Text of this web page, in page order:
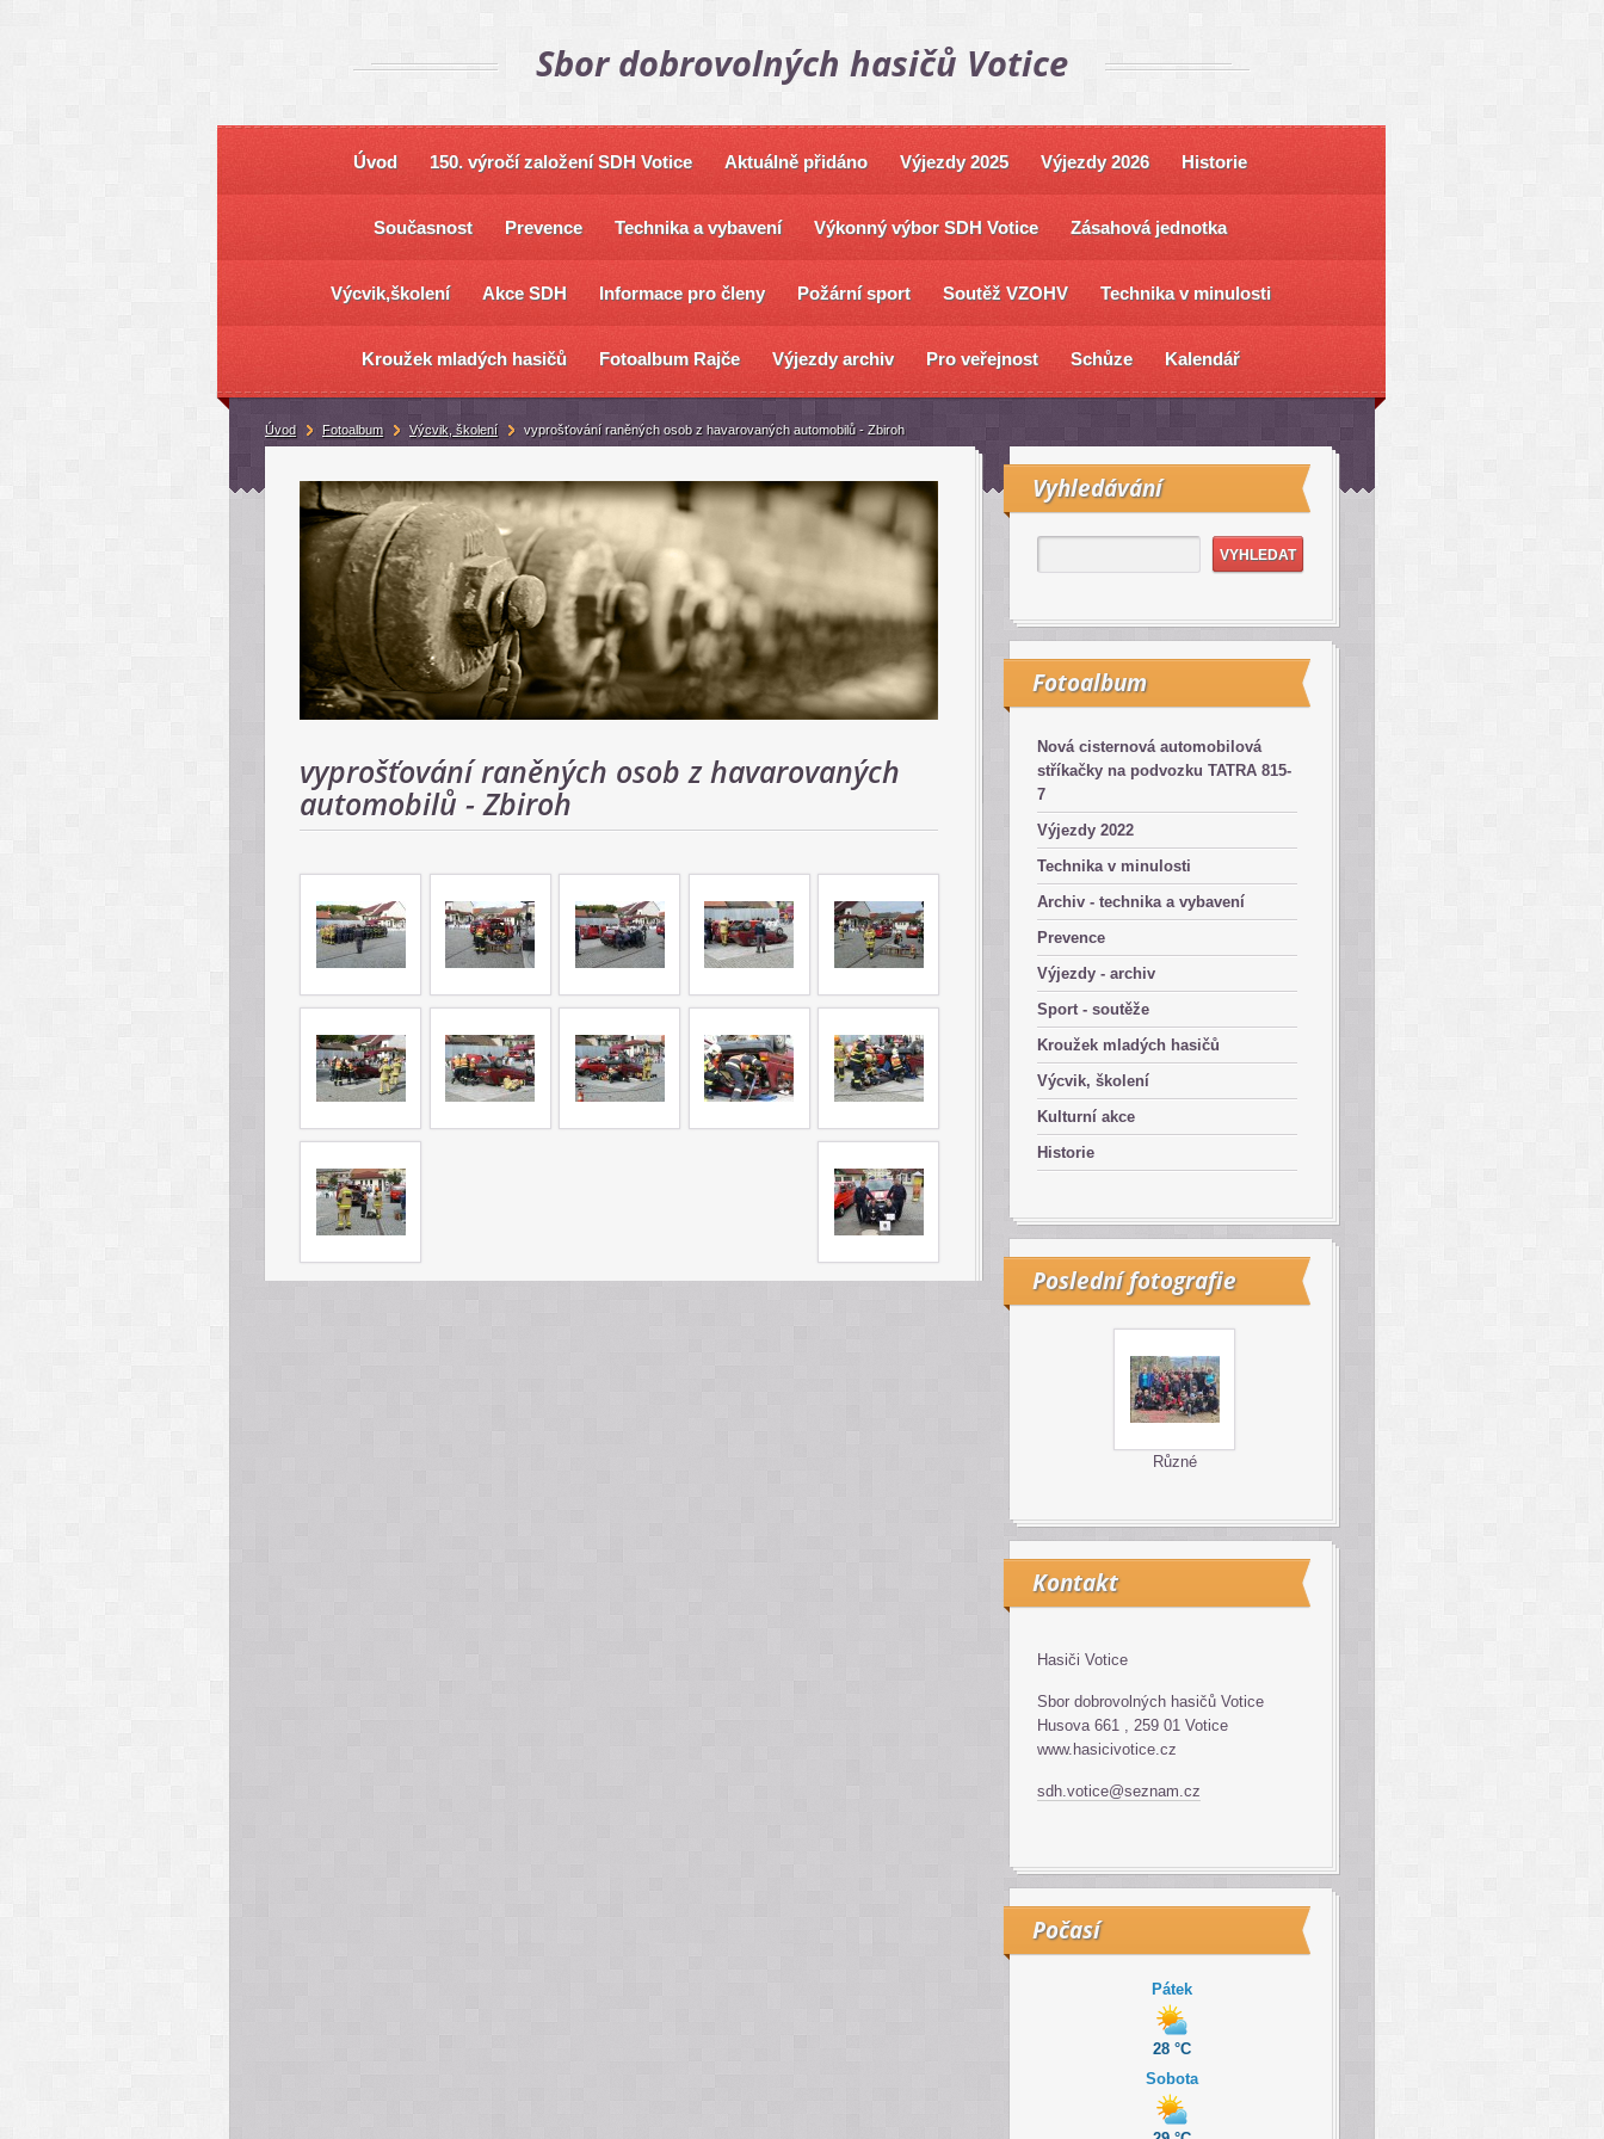
Sbor dobrovolných hasičů Votice
Úvod 150. výročí založení SDH Votice Aktuálně přidáno Výjezdy 2025 Výjezdy 2026 Historie
Současnost Prevence Technika a vybavení Výkonný výbor SDH Votice Zásahová jednotka
Výcvik,školení Akce SDH Informace pro členy Požární sport Soutěž VZOHV Technika v minulosti
Kroužek mladých hasičů Fotoalbum Rajče Výjezdy archiv Pro veřejnost Schůze Kalendář
vyprošťování raněných osob z havarovaných
automobilů - Zbiroh
Vyhledávání
Fotoalbum
Nová cisternová automobilová
stříkačky na podvozku TATRA 815-
7
Výjezdy 2022
Technika v minulosti
Archiv - technika a vybavení
Prevence
Výjezdy - archiv
Sport - soutěže
Kroužek mladých hasičů
Výcvik, školení
Kulturní akce
Historie
Poslední fotografie
Různé
Kontakt
Hasiči Votice
Sbor dobrovolných hasičů Votice
Husova 661 , 259 01 Votice
www.hasicivotice.cz
sdh.votice@seznam.cz
Počasí
Pátek
28 °C
Sobota
Úvod Fotoalbum Výcvik, školení vyprošťování raněných osob z havarovaných automobilů - Zbiroh